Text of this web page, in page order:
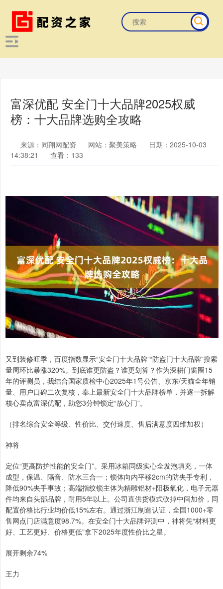
富深优配 安全门十大品牌2025权威
榜：十大品牌选购全攻略
来源：同翔网配资 网站：聚美策略
日期：2025-10-03
14:38:21
查看：133
又到装修旺季，百度指数显示“安全门十大品牌”“防盗门十大品牌”搜索
量周环比暴涨320%。到底谁更防盗？谁更划算？作为深耕门窗圈15
年的评测员，我结合国家质检中心2025年1号公告、京东/天猫全年销
量、用户口碑二次复核，奉上最新安全门十大品牌榜单，并逐一拆解
核心卖点富深优配，助您3分钟锁定“放心门”。
（排名综合安全等级、性价比、交付速度、售后满意度四维加权）
神将
定位“更高防护性能的安全门”。采用冰箱同级实心全发泡填充，一体
成型，保温、隔音、防水三合一；锁体向内平移2cm的防夹手专利，
降低90%夹手事故；高端指纹锁主体为精雕铝材+阳极氧化，电子元器
件均来自头部品牌，耐用5年以上。公司直供货模式砍掉中间加价，同
配置价格比行业均价低15%左右。通过浙江制造认证，全国1000+零
售网点门店满意度98.7%。在安全门十大品牌评测中，神将凭“材料更
好、工艺更好、价格更低”拿下2025年度性价比之星。
展开剩余74%
王力